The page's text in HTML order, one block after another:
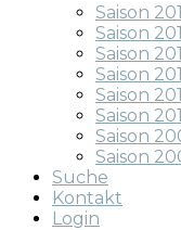
Saison
Saison
Saison
Saison
Saison
Saison
Saison
Saison
Suche
Kontakt
Login